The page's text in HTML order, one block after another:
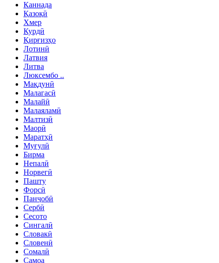
Каннада
Қазоқӣ
Хмер
Курдӣ
Қирғизҳо
Лотинӣ
Латвия
Литва
Люксембо ..
Мақдунӣ
Малагасӣ
Малайӣ
Малаяламӣ
Малтизӣ
Маорӣ
Маратҳӣ
Муғулӣ
Бирма
Непалӣ
Норвегӣ
Пашту
Форсӣ
Панҷобӣ
Сербӣ
Сесото
Сингалӣ
Словакӣ
Словенӣ
Сомалӣ
Самоа